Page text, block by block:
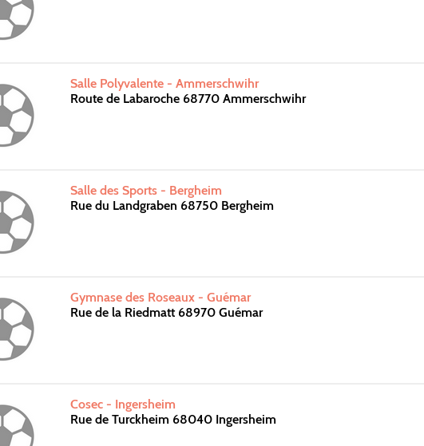
Salle Polyvalente - Ammerschwihr
Route de Labaroche 68770 Ammerschwihr
Salle des Sports - Bergheim
Rue du Landgraben 68750 Bergheim
Gymnase des Roseaux - Guémar
Rue de la Riedmatt 68970 Guémar
Cosec - Ingersheim
Rue de Turckheim 68040 Ingersheim